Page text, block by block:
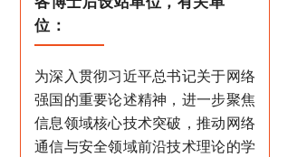
位：
为深入贯彻习近平总书记关于网络
强国的重要论述精神，进一步聚焦
信息领域核心技术突破，推动网络
通信与安全领域前沿技术理论的学